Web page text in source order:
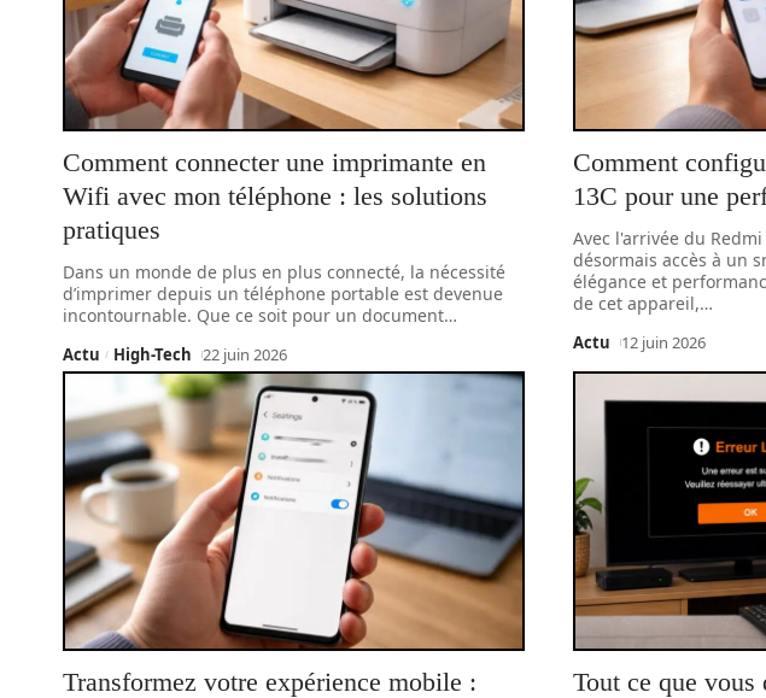
Comment connecter une imprimante en
Wifi avec mon téléphone : les solutions
pratiques
Dans un monde de plus en plus connecté, la nécessité
d’imprimer depuis un téléphone portable est devenue
incontournable. Que ce soit pour un document…
Actu High-Tech 22 juin 2026
Comment
13C pour une
Avec l'arrivée du
désormais accès à un
élégance et
de cet appareil,…
Actu 12 juin 2026
Transformez votre expérience mobile :
Tout ce que